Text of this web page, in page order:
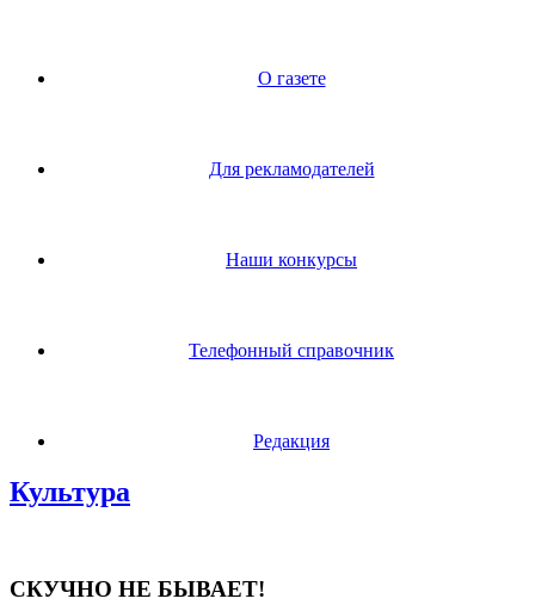
О газете
Для рекламодателей
Наши конкурсы
Телефонный справочник
Редакция
Культура
СКУЧНО НЕ БЫВАЕТ!